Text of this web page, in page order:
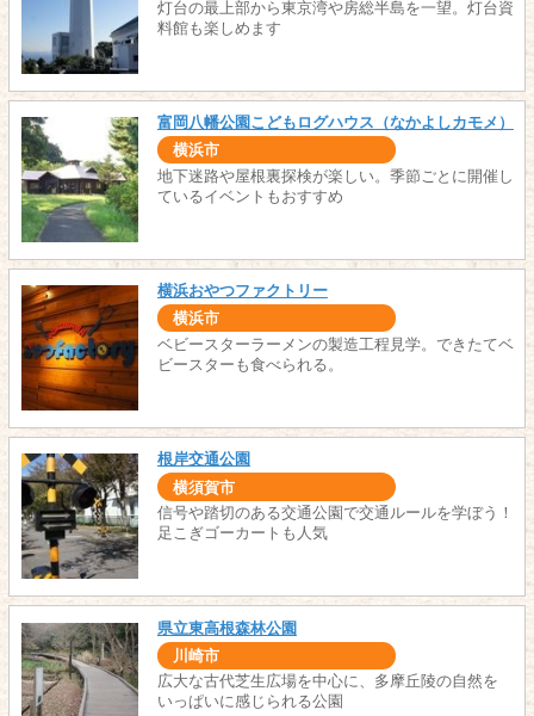
灯台の最上部から東京湾や房総半島を一望。灯台資
料館も楽しめます
富岡八幡公園こどもログハウス（なかよしカモメ）
横浜市
地下迷路や屋根裏探検が楽しい。季節ごとに開催し
ているイベントもおすすめ
横浜おやつファクトリー
横浜市
ベビースターラーメンの製造工程見学。できたてベ
ビースターも食べられる。
根岸交通公園
横須賀市
信号や踏切のある交通公園で交通ルールを学ぼう！
足こぎゴーカートも人気
県立東高根森林公園
川崎市
広大な古代芝生広場を中心に、多摩丘陵の自然を
いっぱいに感じられる公園